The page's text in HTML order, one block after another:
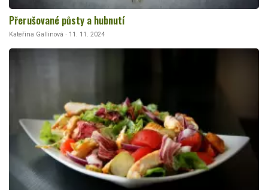
Přerušované půsty a hubnutí
Kateřina Gallinová · 11. 11. 2024